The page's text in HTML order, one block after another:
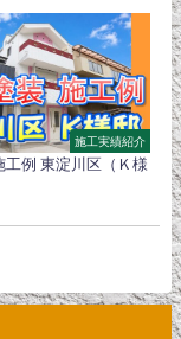
施工実績紹介
工例 東淀川区（Ｋ様